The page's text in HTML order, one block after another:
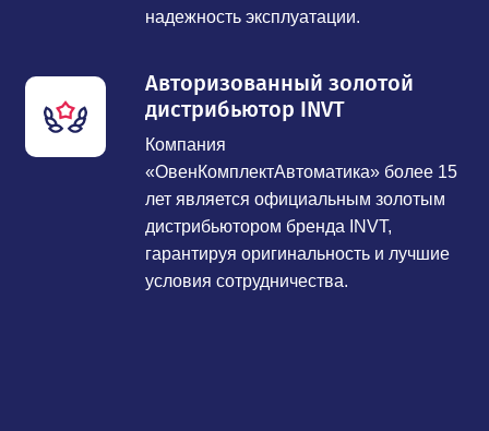
надежность эксплуатации.
Авторизованный золотой
дистрибьютор INVT
Компания
«ОвенКомплектАвтоматика» более 15
лет является официальным золотым
дистрибьютором бренда INVT,
гарантируя оригинальность и лучшие
условия сотрудничества.